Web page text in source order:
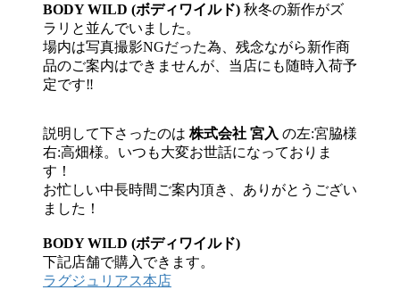
BODY WILD (ボディワイルド) 秋冬の新作がズ
ラリと並んでいました。
場内は写真撮影NGだった為、残念ながら新作商
品のご案内はできませんが、当店にも随時入荷予
定です‼
説明して下さったのは 株式会社 宮入 の左:宮脇様
右:高畑様。いつも大変お世話になっておりま
す！
お忙しい中長時間ご案内頂き、ありがとうござい
ました！
BODY WILD (ボディワイルド)
下記店舗で購入できます。
ラグジュリアス本店